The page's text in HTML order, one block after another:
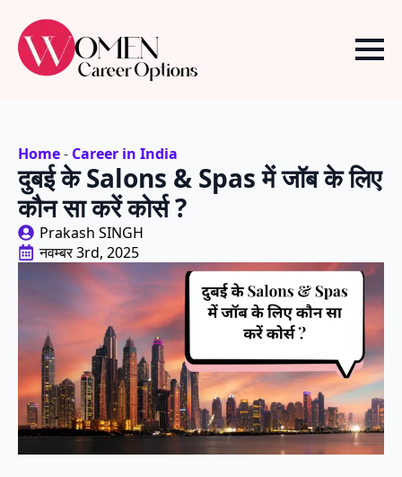
Home- Career in India
दुबई के Salons & Spas में जॉब के लिए
कौन सा करें कोर्स ?
Prakash SINGH
नवम्बर 3rd, 2025